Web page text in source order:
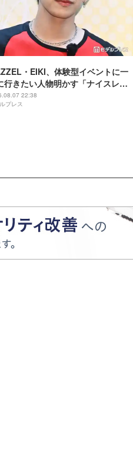
・EIKI、体験型イベントに一
行きたい人物明かす「ナイスレシ
するまで終わらない」
22:38
プレス